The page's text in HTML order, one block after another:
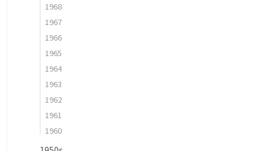
1968
1967
1966
1965
1964
1963
1962
1961
1960